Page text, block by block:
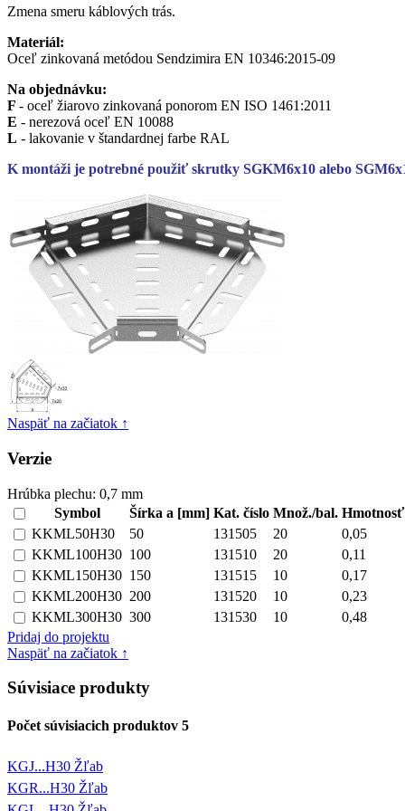
Zmena smeru káblových trás.
Materiál:
Oceľ zinkovaná metódou Sendzimira EN 10346:2015-09
Na objednávku:
F - oceľ žiarovo zinkovaná ponorom EN ISO 1461:2011
E - nerezová oceľ EN 10088
L - lakovanie v štandardnej farbe RAL
K montáži je potrebné použiť skrutky SGKM6x10 alebo
Naspäť na začiatok ↑
Verzie
Hrúbka plechu: 0,7 mm
Symbol
Šírka a [mm] Kat. číslo Množ./bal.
KKML50H30
50 131505 20
0,05
KKML100H30 100 131510 20
0,11
KKML150H30 150 131515 10
0,17
KKML200H30 200 131520 10
0,23
KKML300H30 300 131530 10
0,48
Pridaj do projektu
Naspäť na začiatok ↑
Súvisiace produkty
Počet súvisiacich produktov 5
KGJ...H30 Žľab
KGR...H30 Žľab